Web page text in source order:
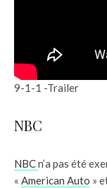
9-1-1 -Trailer
NBC
NBCn’a pas été
« American Auto »